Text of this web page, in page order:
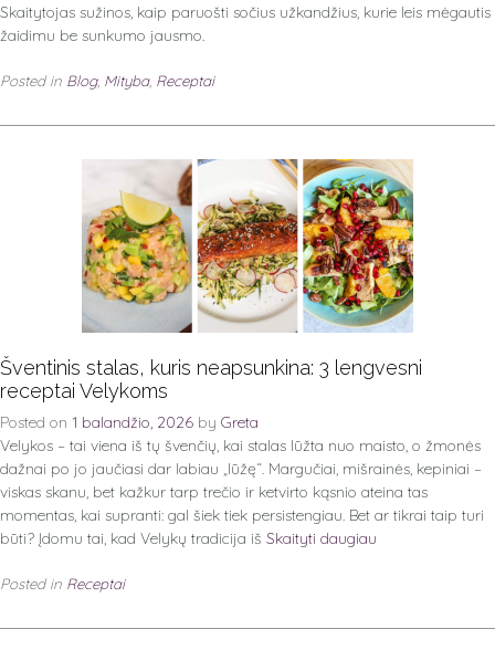
Skaitytojas sužinos, kaip paruošti sočius užkandžius, kurie leis mėgautis
žaidimu be sunkumo jausmo.
Posted in Blog, Mityba, Receptai
Šventinis stalas, kuris neapsunkina: 3 lengvesni
receptai Velykoms
Posted on 1 balandžio, 2026 by Greta
Velykos – tai viena iš tų švenčių, kai stalas lūžta nuo maisto, o žmonės
dažnai po jo jaučiasi dar labiau „lūžę“. Margučiai, mišrainės, kepiniai –
viskas skanu, bet kažkur tarp trečio ir ketvirto kąsnio ateina tas
momentas, kai supranti: gal šiek tiek persistengiau. Bet ar tikrai taip turi
būti? Įdomu tai, kad Velykų tradicija iš Skaityti daugiau
Posted in Receptai